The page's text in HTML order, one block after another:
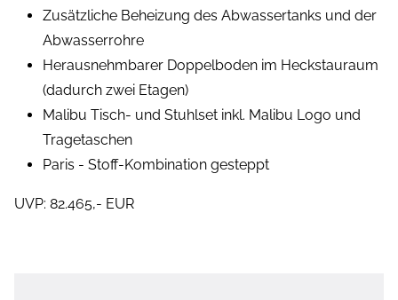
Zusätzliche Beheizung des Abwassertanks und der
Abwasserrohre
Herausnehmbarer Doppelboden im Heckstauraum
(dadurch zwei Etagen)
Malibu Tisch- und Stuhlset inkl. Malibu Logo und
Tragetaschen
Paris - Stoff-Kombination gesteppt
UVP: 82.465,- EUR